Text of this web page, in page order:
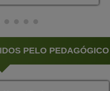
PELO PEDAGÓGICO